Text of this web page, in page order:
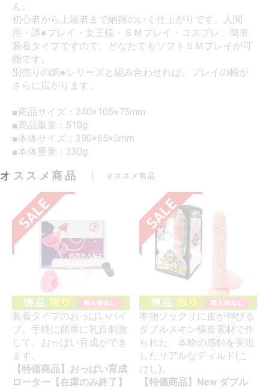
ん。
初心者から上級者まで納得のいく仕上がりです。人間
用・調●プレイ・女王様・ＳＭプレイ・コスプレ。簡単
装着タイプですので、どなたでもソフトＳＭプレイが可
能です。
別売りの調●シリーズと組み合わせれば、プレイの幅が
さらに広がります。
■商品サイズ：240×105×75mm
■商品重量：510g
■本体サイズ：390×65×5mm
■本体重量：330g
オススメ商品 オススメ商品
装着タイプのおっぱいバイ
ブ。手軽に簡単に乳首刺激
して、おっぱい育成ができ
ます。
【特価商品】おっぱい育成
ローター【在庫のみ終了】
本物ソックリに皮が伸びる
ダブルスキン構造素材で作
られた、本物の感触を実現
したリアルなディルド(こ
けし)。
【特価商品】New ダブル